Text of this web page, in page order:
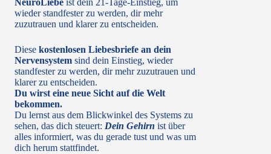
NeuroLiebe ist dein 21‑Tage‑Einstieg, um
wieder standfester zu werden, dir mehr
zuzutrauen und klarer zu entscheiden.
Diese kostenlosen Liebesbriefe an dein
Nervensystem sind dein Einstieg, wieder
standfester zu werden, dir mehr zuzutrauen und
klarer zu entscheiden.
Du wirst eine neue Sicht auf die Welt
bekommen.
Du lernst aus dem Blickwinkel des Systems zu
sehen, das dich steuert: Dein Gehirn ist über
alles informiert, was du gerade tust und was um
dich herum stattfindet.